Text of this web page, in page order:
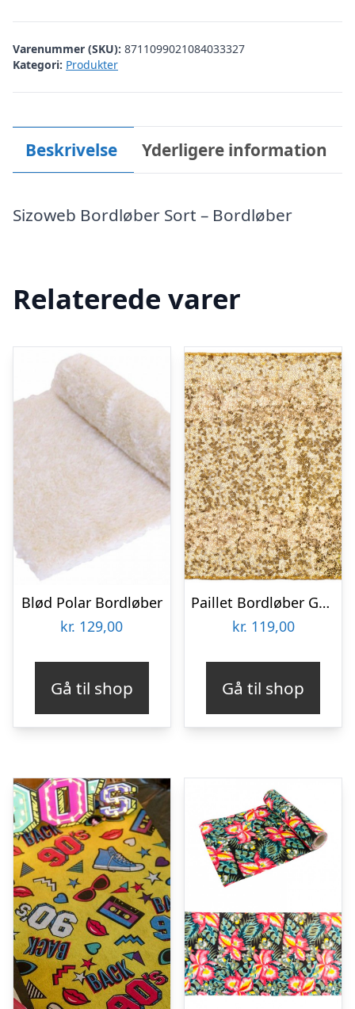
Varenummer (SKU): 8711099021084033327
Kategori: Produkter
Beskrivelse Yderligere information
Sizoweb Bordløber Sort – Bordløber
Relaterede varer
Blød Polar Bordløber
kr. 129,00
Gå til shop
Paillet Bordløber Guld
kr. 119,00
Gå til shop